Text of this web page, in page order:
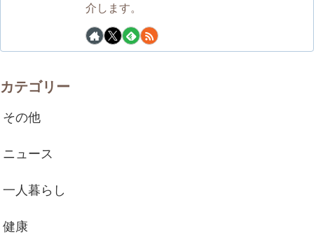
介します。
カテゴリー
その他
ニュース
一人暮らし
健康